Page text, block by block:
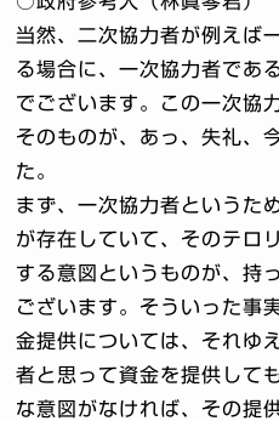
当然、二次協力者が例えば
る場合に、一次協力者であ
でございます。この一次協
そのものが、あっ、失礼、
た。
まず、一次協力者というた
が存在していて、そのテロ
する意図というものが、持
ございます。そういった事
金提供については、それゆ
者と思って資金を提供して
な意図がなければ、その提